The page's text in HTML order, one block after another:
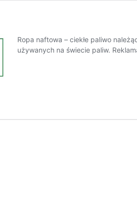
Ropa naftowa – ciekłe paliwo
używanych na świecie paliw.